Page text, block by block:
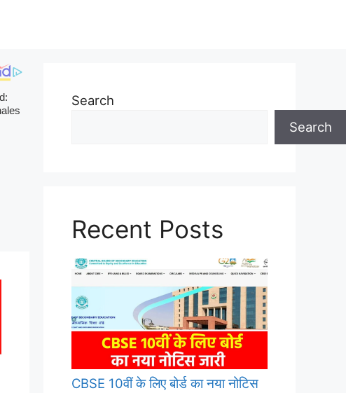
Search
Search
Recent Posts
CBSE 10वीं के लिए बोर्ड का नया नोटिस